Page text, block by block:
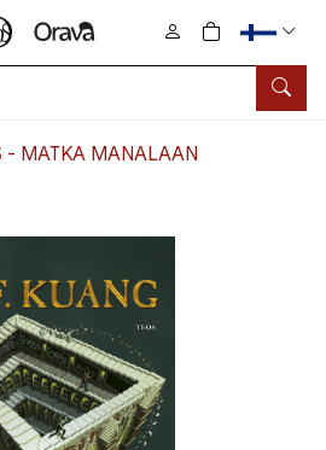
Hae
0
tuotetta
- MATKA MANALAAN